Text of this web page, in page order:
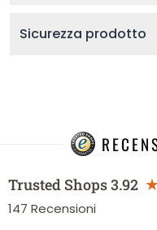
Sicurezza prodotto
Trusted Shops3.92
147 Recensioni